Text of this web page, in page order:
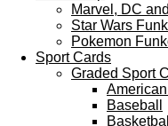
Marvel, DC
Star Wars
Pokemon
Sport Cards
Graded Sport
American
Baseball
Basketball